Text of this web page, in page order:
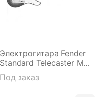
Электрогитара Fender
Standard Telecaster MN
BS Tint
Под заказ